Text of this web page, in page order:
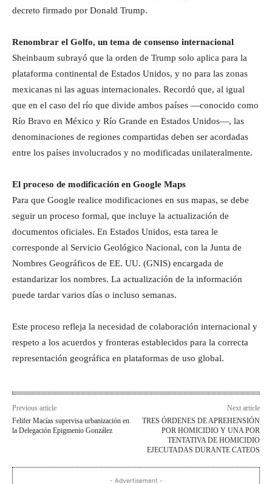
decreto firmado por Donald Trump.
Renombrar el Golfo, un tema de consenso internacional
Sheinbaum subrayó que la orden de Trump solo aplica para la
plataforma continental de Estados Unidos, y no para las zonas
mexicanas ni las aguas internacionales. Recordó que, al igual
que en el caso del río que divide ambos países —conocido como
Río Bravo en México y Río Grande en Estados Unidos—, las
denominaciones de regiones compartidas deben ser acordadas
entre los países involucrados y no modificadas unilateralmente.
El proceso de modificación en Google Maps
Para que Google realice modificaciones en sus mapas, se debe
seguir un proceso formal, que incluye la actualización de
documentos oficiales. En Estados Unidos, esta tarea le
corresponde al Servicio Geológico Nacional, con la Junta de
Nombres Geográficos de EE. UU. (GNIS) encargada de
estandarizar los nombres. La actualización de la información
puede tardar varios días o incluso semanas.
Este proceso refleja la necesidad de colaboración internacional y
respeto a los acuerdos y fronteras establecidos para la correcta
representación geográfica en plataformas de uso global.
Previous article
Felifer Macías supervisa urbanización en
la Delegación Epigmenio González
Next article
TRES ÓRDENES DE APREHENSIÓN
POR HOMICIDIO Y UNA POR
TENTATIVA DE HOMICIDIO
EJECUTADAS DURANTE CATEOS
- Advertisement -